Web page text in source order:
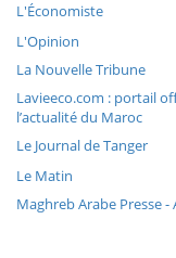
L'Économiste
L'Opinion
La Nouvelle Tribune
Lavieeco.com : portail
l’actualité du Maroc
Le Journal de Tanger
Le Matin
Maghreb Arabe Presse -